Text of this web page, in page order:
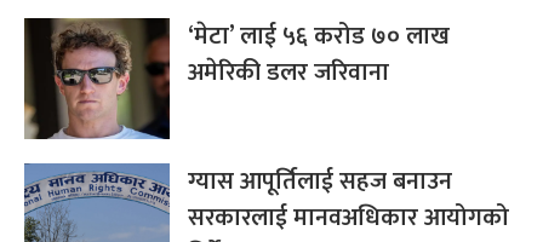
‘मेटा’ लाई ५६ करोड ७० लाख
अमेरिकी डलर जरिवाना
ग्यास आपूर्तिलाई सहज बनाउन
सरकारलाई मानवअधिकार आयोगको